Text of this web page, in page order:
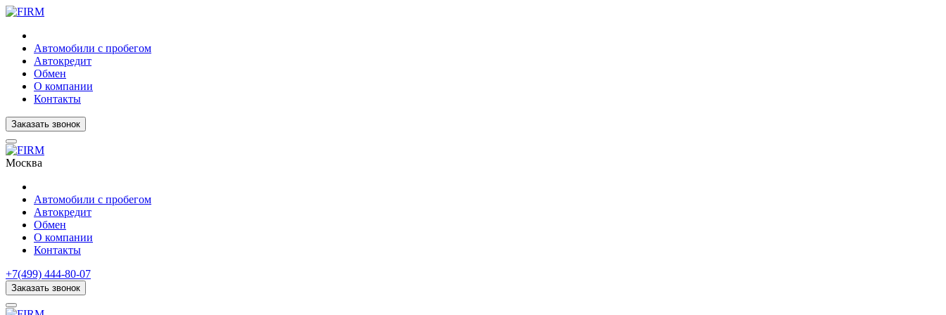
Автомобили с пробегом
Автокредит
Обмен
О компании
Контакты
Заказать звонок
Москва
Автомобили с пробегом
Автокредит
Обмен
О компании
Контакты
+7(499) 444-80-07
Заказать звонок